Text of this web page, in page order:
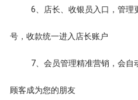
6、店长、收银员入口，管理
号，收款统一进入店长账户
7、会员管理精准营销，会自
顾客成为您的朋友